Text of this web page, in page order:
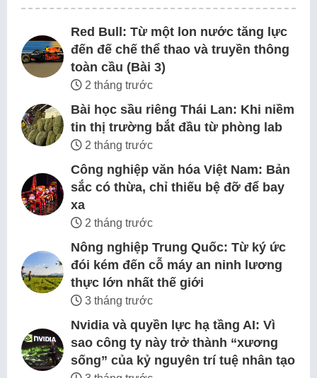
Red Bull: Từ một lon nước tăng lực
đến đế chế thể thao và truyền thông
toàn cầu (Bài 3)
2 tháng trước
Bài học sầu riêng Thái Lan: Khi niềm
tin thị trường bắt đầu từ phòng lab
2 tháng trước
Công nghiệp văn hóa Việt Nam: Bản
sắc có thừa, chỉ thiếu bệ đỡ để bay
xa
2 tháng trước
Nông nghiệp Trung Quốc: Từ ký ức
đói kém đến cỗ máy an ninh lương
thực lớn nhất thế giới
3 tháng trước
Nvidia và quyền lực hạ tầng AI: Vì
sao công ty này trở thành “xương
sống” của kỷ nguyên trí tuệ nhân tạo